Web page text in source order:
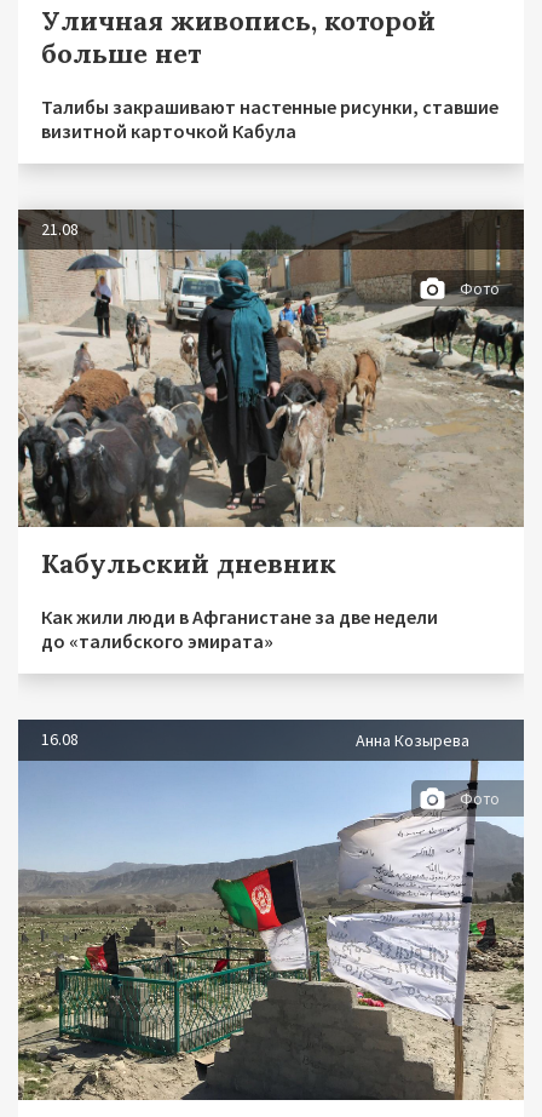
Уличная живопись, которой
больше нет
Талибы закрашивают настенные рисунки, ставшие
визитной карточкой Кабула
21.08
Фото
Кабульский дневник
Как жили люди в Афганистане за две недели
до «талибского эмирата»
16.08 Анна Козырева
Фото